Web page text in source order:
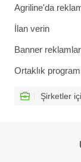
Agriline'da
İlan verin
Banner
Ortaklık
Şirketler